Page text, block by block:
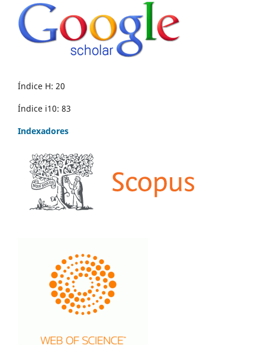
Índice H: 20
Índice i10: 83
Indexadores